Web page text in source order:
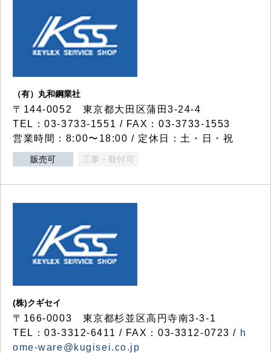
（有）丸和鋼業社
〒144-0052 東京都大田区蒲田3-24-4
TEL：03-3733-1551 / FAX：03-3733-1553
営業時間：8:00〜18:00 / 定休日：土・日・祝
販売可 工事・取付可
(株)クギセイ
〒166-0003 東京都杉並区高円寺南3-3-1
TEL：03-3312-6411 / FAX：03-3312-0723 / h
ome-ware@kugisei.co.jp